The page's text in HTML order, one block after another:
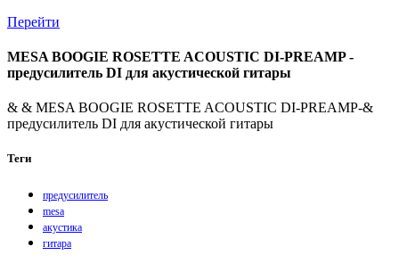
Перейти
MESA BOOGIE ROSETTE ACOUSTIC DI-PREAMP -
предусилитель DI для акустической гитары
& & MESA BOOGIE ROSETTE ACOUSTIC DI-PREAMP-&
предусилитель DI для акустической гитары
Теги
предусилитель
mesa
акустика
гитара